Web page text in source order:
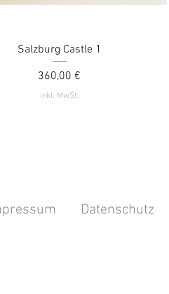
Schnellansicht
Salzburg Castle 1
Preis
360,00 €
inkl. MwSt.
Datenschutz